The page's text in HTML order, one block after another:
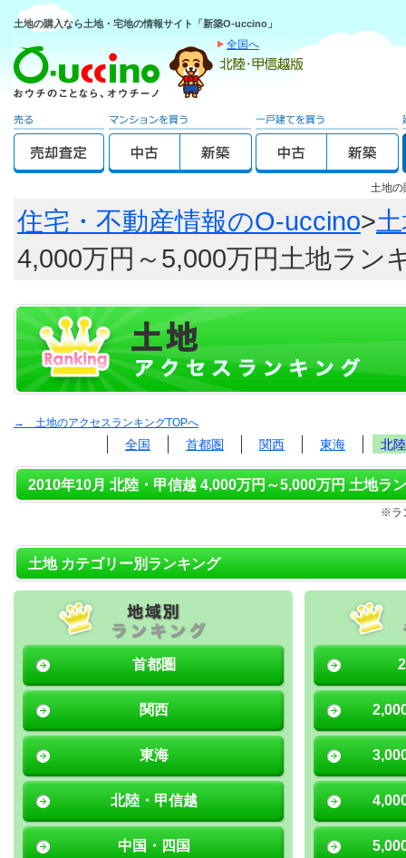
土地の購入なら土地・宅地の情報サイト「新築O-uccino」
全国へ
土地
住宅・不動産情報のO-uccino>
4,000万円～5,000万円土地ラン
→ 土地のアクセスランキングTOPへ
全国 首都圏 関西 東海 北
2010年10月 北陸・甲信越 4,000万円～5,000万円 土地ラ
※ラ
土地 カテゴリー別ランキング
首都圏
関西
東海
北陸・甲信越
中国・四国